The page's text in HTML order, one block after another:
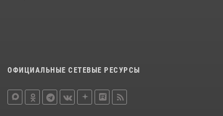
ОФИЦИАЛЬНЫЕ СЕТЕВЫЕ РЕСУРСЫ